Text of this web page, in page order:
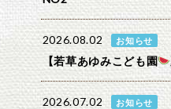
2026.08.02 お知らせ
【若草あゆみこども園
2026.07.02 お知らせ